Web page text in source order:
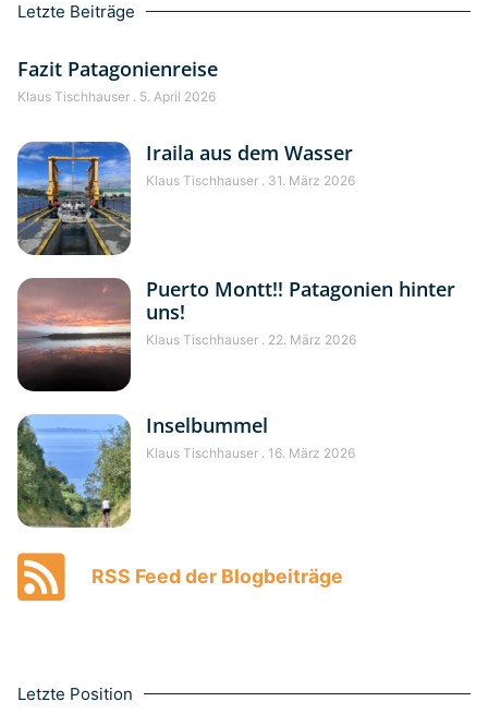
Letzte Beiträge
Fazit Patagonienreise
Klaus Tischhauser 5. April 2026
Iraila aus dem Wasser
Klaus Tischhauser 31. März 2026
Puerto Montt!! Patagonien hinter
uns!
Klaus Tischhauser 22. März 2026
Inselbummel
Klaus Tischhauser 16. März 2026
RSS Feed der Blogbeiträge
Letzte Position